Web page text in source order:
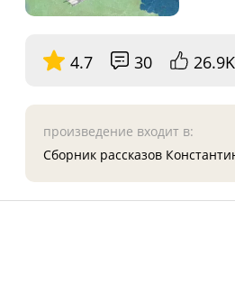
4.7 30 26.9K
произведение входит в:
Сборник рассказов